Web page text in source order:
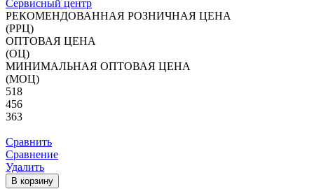
Сервисный центр
РЕКОМЕНДОВАННАЯ РОЗНИЧНАЯ ЦЕНА
(РРЦ)
ОПТОВАЯ ЦЕНА
(ОЦ)
МИНИМАЛЬНАЯ ОПТОВАЯ ЦЕНА
(МОЦ)
518
456
363
Сравнить
Сравнение
Удалить
В корзину